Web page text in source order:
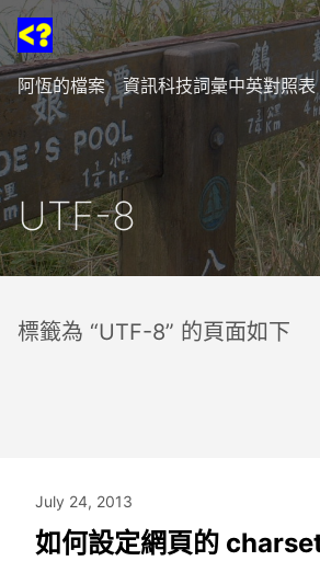
阿恆的檔案 資訊科技詞彙中英對照表
UTF-8
標籤為 “UTF-8” 的頁面如下
July 24, 2013
如何設定網頁的